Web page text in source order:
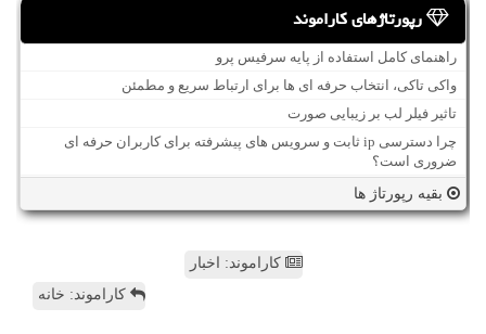
رپورتاژهای کاراموند
راهنمای کامل استفاده از پایه سرفیس پرو
واکی تاکی، انتخاب حرفه ای ها برای ارتباط سریع و مطمئن
تاثیر فیلر لب بر زیبایی صورت
چرا دسترسی ip ثابت و سرویس های پیشرفته برای کاربران حرفه ای
ضروری است؟
بقیه رپورتاژ ها
کاراموند: اخبار
کاراموند: خانه